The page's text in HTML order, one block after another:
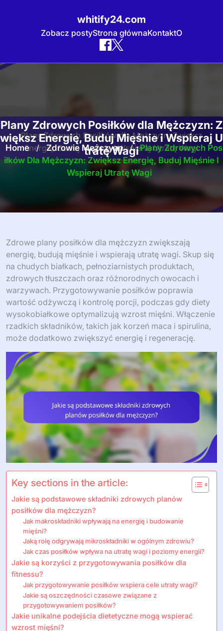
whitify24.com
Zobacz postyStrona głównaKontaktO
Skip
Plany Zdrowych Posiłków dla Mężczyzn: Z
większ Energię, Buduj Mięśnie i Wspieraj U
tratę Wagi
Home / Zdrowie Mężczyzn / Plany Zdrowych Pos
Iłków Dla Mężczyzn: Zwiększ Energię, Buduj Mięśnie I
Wspieraj Utratę Wagi
Zdrowe plany posiłków dla mężczyzn zwiększają
energię, budują mięśnie i wspierają utratę wagi. Skup się
na chudych białkach, pełnoziarnistych produktach,
zdrowych tłuszczach oraz różnorodnych owocach i
warzywach. Przygotowywanie posiłków poprawia
wartość odżywczą i kontrolę porcji, podczas gdy diety
wysokobiałkowe optymalizują wzrost mięśni. Włączenie
rzadkich składników, takich jak korzeń maca i spirulina,
może dodatkowo zwiększyć energię i regenerację.
Key sections in the article:
Jakie są podstawowe składniki zdrowych planów
posiłków dla mężczyzn?
Jak makroskładniki wpływają na energię i budowanie
mięśni?
Jaką rolę odgrywają mikroskładniki w ogólnym zdrowiu?
Jak czas posiłków wpływa na utratę wagi i poziomy energii?
Jakie są korzyści z przygotowywania posiłków dla
fitnessu?
Jak przygotowywanie posiłków wspiera cele utraty wagi?
Jakie są oszczędności czasowe związane z
przygotowywaniem posiłków?
Jakie unikalne podejścia dietetyczne mogą wspierać
wzrost mięśni?